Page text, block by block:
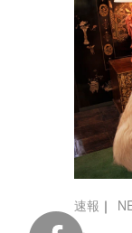
速報 ｜